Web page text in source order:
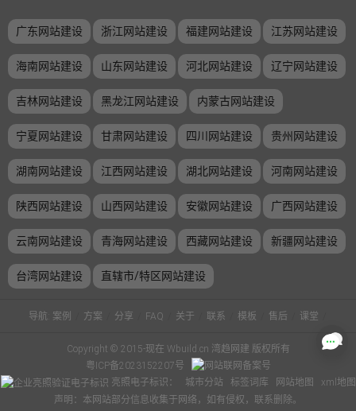
广东网站建设 浙江网站建设 福建网站建设 江苏网站建设
海南网站建设 山东网站建设 河北网站建设 辽宁网站建设
吉林网站建设 黑龙江网站建设 内蒙古网站建设
宁夏网站建设 甘肃网站建设 四川网站建设 贵州网站建设
湖南网站建设 江西网站建设 湖北网站建设 河南网站建设
陕西网站建设 山西网站建设 安徽网站建设 广西网站建设
云南网站建设 青海网站建设 西藏网站建设 新疆网站建设
台湾网站建设 直辖市/特区网站建设
导航: 案例 方案 分享 FAQ 关于 联系 模板 售后 课堂
Copyright © 2015-现在 Wbuild.cn 湾趋网建 版权所有
粤ICP备2023152207号
亮照电子标识：
城市分站 标签词库 网站地图
xml地图
声明：本网站部分信息收集于网络，如有侵权，联系删除。